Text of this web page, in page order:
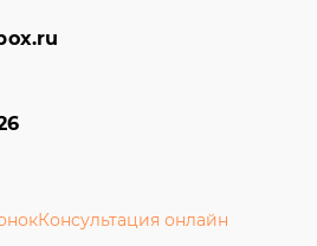
Консультация онлайн